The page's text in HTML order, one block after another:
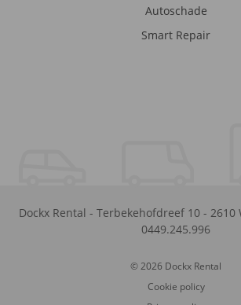
Autoschade
Smart Repair
Dockx Rental - Terbekehofdreef 10 - 2610
0449.245.996
© 2026 Dockx Rental
Cookie policy